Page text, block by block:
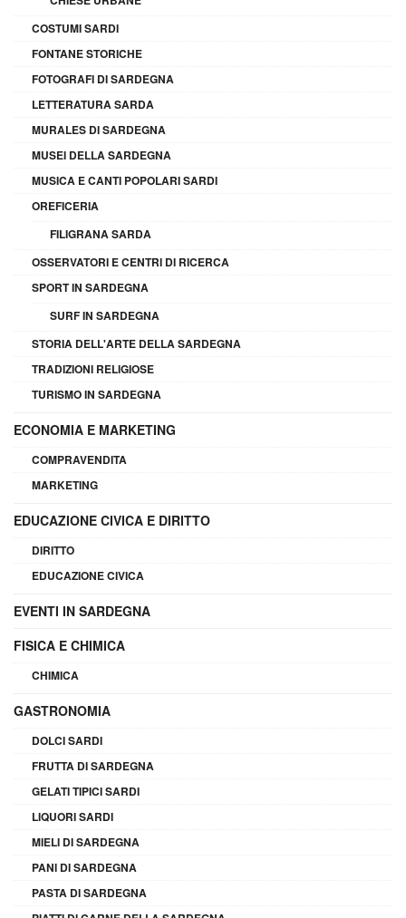
COSTUMI SARDI
FONTANE STORICHE
FOTOGRAFI DI SARDEGNA
LETTERATURA SARDA
MURALES DI SARDEGNA
MUSEI DELLA SARDEGNA
MUSICA E CANTI POPOLARI SARDI
OREFICERIA
FILIGRANA SARDA
OSSERVATORI E CENTRI DI RICERCA
SPORT IN SARDEGNA
SURF IN SARDEGNA
STORIA DELL'ARTE DELLA SARDEGNA
TRADIZIONI RELIGIOSE
TURISMO IN SARDEGNA
ECONOMIA E MARKETING
COMPRAVENDITA
MARKETING
EDUCAZIONE CIVICA E DIRITTO
DIRITTO
EDUCAZIONE CIVICA
EVENTI IN SARDEGNA
FISICA E CHIMICA
CHIMICA
GASTRONOMIA
DOLCI SARDI
FRUTTA DI SARDEGNA
GELATI TIPICI SARDI
LIQUORI SARDI
MIELI DI SARDEGNA
PANI DI SARDEGNA
PASTA DI SARDEGNA